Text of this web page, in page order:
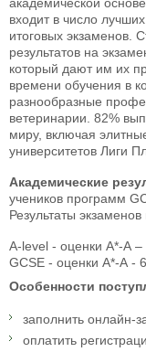
входит в число
итоговых экзаменов.
результатов на
который дают им их
времени обучения в
разнообразные
ветеринарии. 82%
миру, включая
университетов Лиги
Академические
учеников программ
Результаты
A-level - оценки А*-А –
GCSE - оценки А*-А -
Особенности
заполнить онлайн-
оплатить